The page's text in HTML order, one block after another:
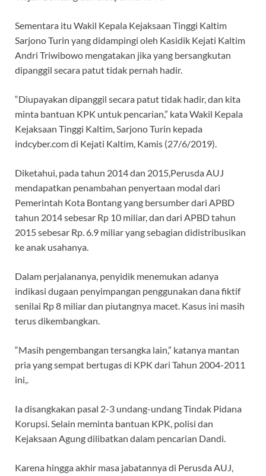
Sementara itu Wakil Kepala Kejaksaan Tinggi Kaltim
Sarjono Turin yang didampingi oleh Kasidik Kejati Kaltim
Andri Triwibowo mengatakan jika yang bersangkutan
dipanggil secara patut tidak pernah hadir.
“Diupayakan dipanggil secara patut tidak hadir, dan kita
minta bantuan KPK untuk pencarian,” kata Wakil Kepala
Kejaksaan Tinggi Kaltim, Sarjono Turin kepada
indcyber.com di Kejati Kaltim, Kamis (27/6/2019).
Diketahui, pada tahun 2014 dan 2015,Perusda AUJ
mendapatkan penambahan penyertaan modal dari
Pemerintah Kota Bontang yang bersumber dari APBD
tahun 2014 sebesar Rp 10 miliar, dan dari APBD tahun
2015 sebesar Rp. 6.9 miliar yang sebagian didistribusikan
ke anak usahanya.
Dalam perjalananya, penyidik menemukan adanya
indikasi dugaan penyimpangan penggunakan dana fiktif
senilai Rp 8 miliar dan piutangnya macet. Kasus ini masih
terus dikembangkan.
“Masih pengembangan tersangka lain,” katanya mantan
pria yang sempat bertugas di KPK dari Tahun 2004-2011
ini,.
Ia disangkakan pasal 2-3 undang-undang Tindak Pidana
Korupsi. Selain meminta bantuan KPK, polisi dan
Kejaksaan Agung dilibatkan dalam pencarian Dandi.
Karena hingga akhir masa jabatannya di Perusda AUJ,